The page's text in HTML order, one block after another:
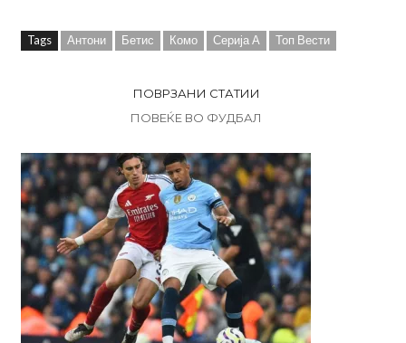
Tags Антони Бетис Комо Серија А Топ Вести
ПОВРЗАНИ СТАТИИ
ПОВЕЌЕ ВО ФУДБАЛ